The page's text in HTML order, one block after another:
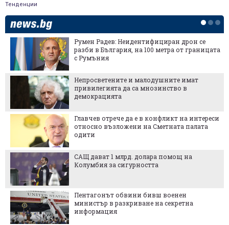
Тенденции
Румен Радев: Неидентифициран дрон се
разби в България, на 100 метра от границата
с Румъния
Непросветените и малодушните имат
привилегията да са мнозинство в
демокрацията
Главчев отрече да е в конфликт на интереси
относно възложени на Сметната палата
одити
САЩ дават 1 млрд. долара помощ на
Колумбия за сигурността
Пентагонът обвини бивш военен
министър в разкриване на секретна
информация